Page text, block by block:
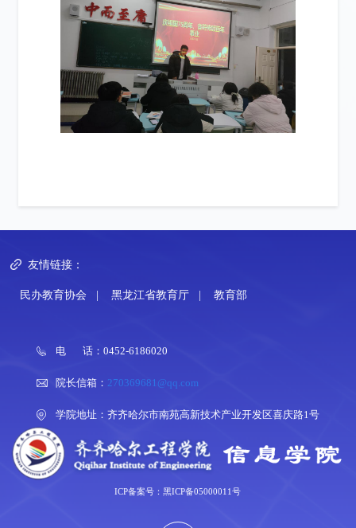
友情链接：
民办教育协会 | 黑龙江省教育厅 | 教育部
电 话：0452-6186020
院长信箱： 270369681@qq.com
学院地址：齐齐哈尔市南苑高新技术产业开发区喜庆路1号
ICP备案号：黑ICP备05000011号